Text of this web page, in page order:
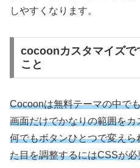
しやすくなります。
cocoonカスタマイズで
こと
Cocoonは無料テーマの中で
画面だけでかなりの範囲を
何でもボタンひとつで変え
た目を調整するにはCSSが